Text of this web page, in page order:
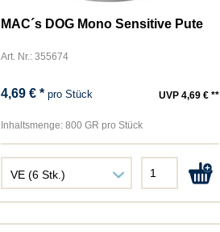
TopCat
Versele-Laga
Vollmers
Whiskas
WOW CAT
MAC´s DOG Mono Sensitive Pute
Art. Nr.: 355674
4,69 € * pro Stück UVP 4,69 € **
Inhaltsmenge:800 GR pro Stück